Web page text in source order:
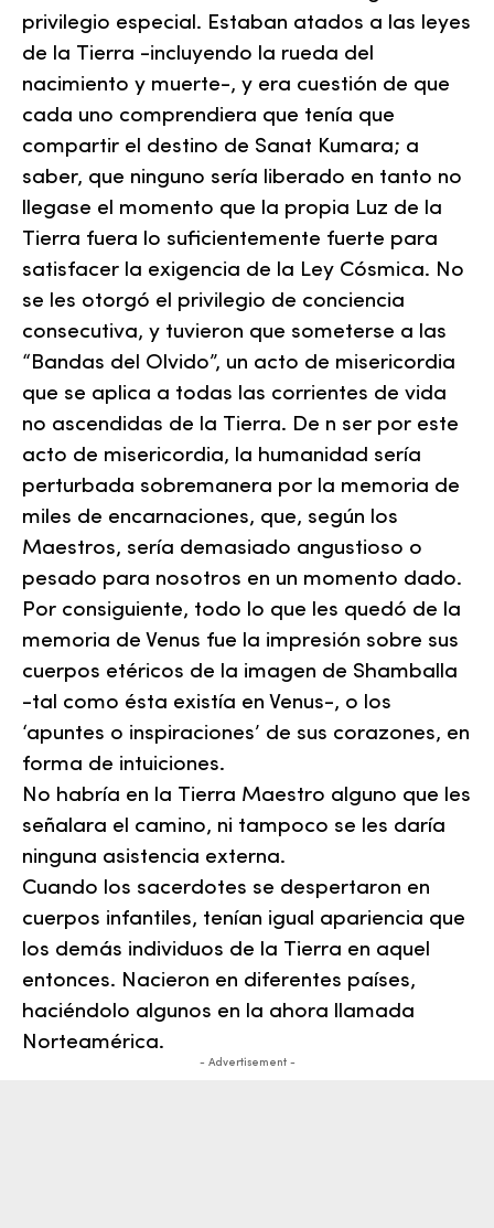
privilegio especial. Estaban atados a las leyes
de la Tierra -incluyendo la rueda del
nacimiento y muerte-, y era cuestión de que
cada uno comprendiera que tenía que
compartir el destino de Sanat Kumara; a
saber, que ninguno sería liberado en tanto no
llegase el momento que la propia Luz de la
Tierra fuera lo suficientemente fuerte para
satisfacer la exigencia de la Ley Cósmica. No
se les otorgó el privilegio de conciencia
consecutiva, y tuvieron que someterse a las
“Bandas del Olvido”, un acto de misericordia
que se aplica a todas las corrientes de vida
no ascendidas de la Tierra. De n ser por este
acto de misericordia, la humanidad sería
perturbada sobremanera por la memoria de
miles de encarnaciones, que, según los
Maestros, sería demasiado angustioso o
pesado para nosotros en un momento dado.
Por consiguiente, todo lo que les quedó de la
memoria de Venus fue la impresión sobre sus
cuerpos etéricos de la imagen de Shamballa
-tal como ésta existía en Venus-, o los
‘apuntes o inspiraciones’ de sus corazones, en
forma de intuiciones.
No habría en la Tierra Maestro alguno que les
señalara el camino, ni tampoco se les daría
ninguna asistencia externa.
Cuando los sacerdotes se despertaron en
cuerpos infantiles, tenían igual apariencia que
los demás individuos de la Tierra en aquel
entonces. Nacieron en diferentes países,
haciéndolo algunos en la ahora llamada
Norteamérica.
- Advertisement -